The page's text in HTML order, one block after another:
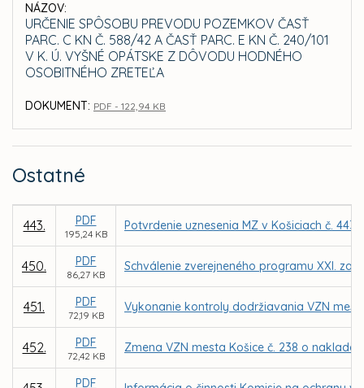
NÁZOV:
URČENIE SPÔSOBU PREVODU POZEMKOV ČASŤ
PARC. C KN Č. 588/42 A ČASŤ PARC. E KN Č. 240/101
V K. Ú. VYŠNÉ OPÁTSKE Z DÔVODU HODNÉHO
OSOBITNÉHO ZRETEĽA
DOKUMENT: PDF - 122,94 KB
Ostatné
443. PDF
195,24 KB
Potvrdenie uznesenia MZ v Košiciach č.
450. PDF
86,27 KB
Schválenie zverejneného programu XXI.
451. PDF
72,19 KB
Vykonanie kontroly dodržiavania VZN
452. PDF
72,42 KB
Zmena VZN mesta Košice č. 238 o
PDF